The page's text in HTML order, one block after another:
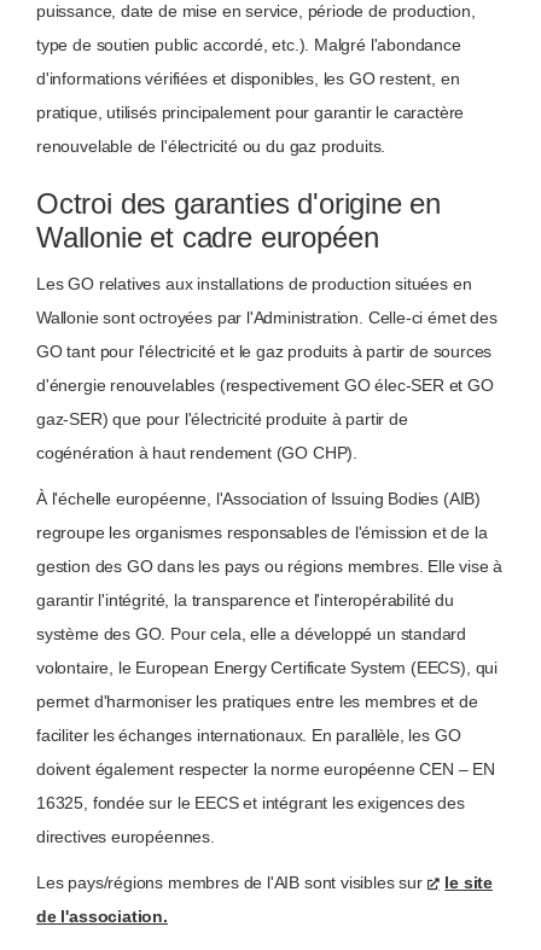
puissance, date de mise en service, période de production,
type de soutien public accordé, etc.). Malgré l'abondance
d'informations vérifiées et disponibles, les GO restent, en
pratique, utilisés principalement pour garantir le caractère
renouvelable de l'électricité ou du gaz produits.
Octroi des garanties d'origine en
Wallonie et cadre européen
Les GO relatives aux installations de production situées en
Wallonie sont octroyées par l'Administration. Celle-ci émet des
GO tant pour l'électricité et le gaz produits à partir de sources
d'énergie renouvelables (respectivement GO élec-SER et GO
gaz-SER) que pour l'électricité produite à partir de
cogénération à haut rendement (GO CHP).
À l'échelle européenne, l'Association of Issuing Bodies (AIB)
regroupe les organismes responsables de l'émission et de la
gestion des GO dans les pays ou régions membres. Elle vise à
garantir l'intégrité, la transparence et l'interopérabilité du
système des GO. Pour cela, elle a développé un standard
volontaire, le European Energy Certificate System (EECS), qui
permet d'harmoniser les pratiques entre les membres et de
faciliter les échanges internationaux. En parallèle, les GO
doivent également respecter la norme européenne CEN – EN
16325, fondée sur le EECS et intégrant les exigences des
directives européennes.
Les pays/régions membres de l'AIB sont visibles sur
le site
de l'association.